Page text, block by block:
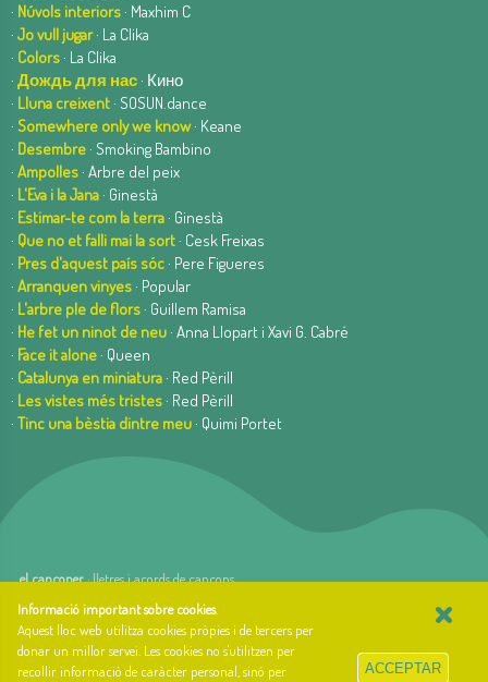
· Núvols interiors· Maxhim C
· Jo vull jugar· La Clika
· Colors· La Clika
· Дождь для нас· Кино
· Lluna creixent· SOSUN.dance
· Somewhere only we know· Keane
· Desembre· Smoking Bambino
· Ampolles· Arbre del peix
· L'Eva i la Jana· Ginestà
· Estimar-te com la terra· Ginestà
· Que no et falli mai la sort· Cesk Freixas
· Pres d'aquest país sóc· Pere Figueres
· Arranquen vinyes· Popular
· L'arbre ple de flors· Guillem Ramisa
· He fet un ninot de neu· Anna Llopart i Xavi G. Cabré
· Face it alone· Queen
· Catalunya en miniatura· Red Pèrill
· Les vistes més tristes· Red Pèrill
· Tinc una bèstia dintre meu· Quimi Portet
el cançoner· lletres i acords de cançons
web basada en el Gestior de Continguts
creada per arnAu bellavista
Sobre el cançoner
Informació important sobre cookies.
Aquest lloc web utilitza cookies pròpies i de tercers per
donar un millor servei. Les cookies no s'utilitzen per
recollir informació de caràcter personal, sinó per
×
ACCEPTAR